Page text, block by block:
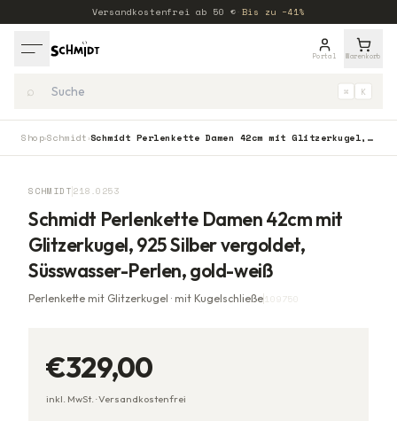
Versandkostenfrei ab 50 € Bis zu −41%
Portal Warenkorb
⌕ ⌘ K
Shop›Schmidt › Schmidt Perlenkette Damen 42cm mit Glitzerkugel, 925 Silber vergoldet, Süsswasser-Perlen, gold-weiß
SCHMIDT 218.0253
Schmidt Perlenkette Damen 42cm mit
Glitzerkugel, 925 Silber vergoldet,
Süsswasser-Perlen, gold-weiß
Perlenkette mit Glitzerkugel · mit Kugelschließe 109750
€329,00
inkl. MwSt. ·Versandkostenfrei